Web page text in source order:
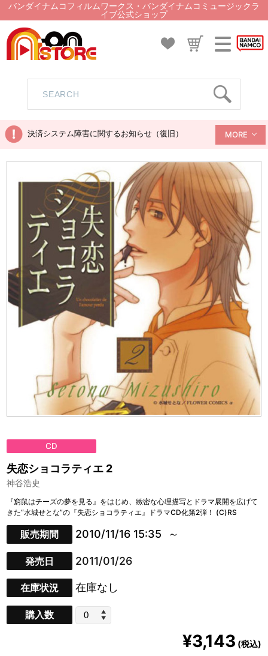
バンダイナムコフィルムワークス・バンダイナムコミュージックラ
イブ公式ショップ
決済システム障害に関するお知らせ（復旧） MORE
CD
失恋ショコラティエ 2
神谷浩史
『窮鼠はチーズの夢を見る』をはじめ、緻密な心理描写とドラマ展開を広げて
きた“水城せとな”の『失恋ショコラティエ』ドラマCD化第2弾！ (C)RS
販売期間 2010/11/16 15:35
発売日 2011/01/26
在庫状況 在庫なし
購入数
¥3,143 (税込)